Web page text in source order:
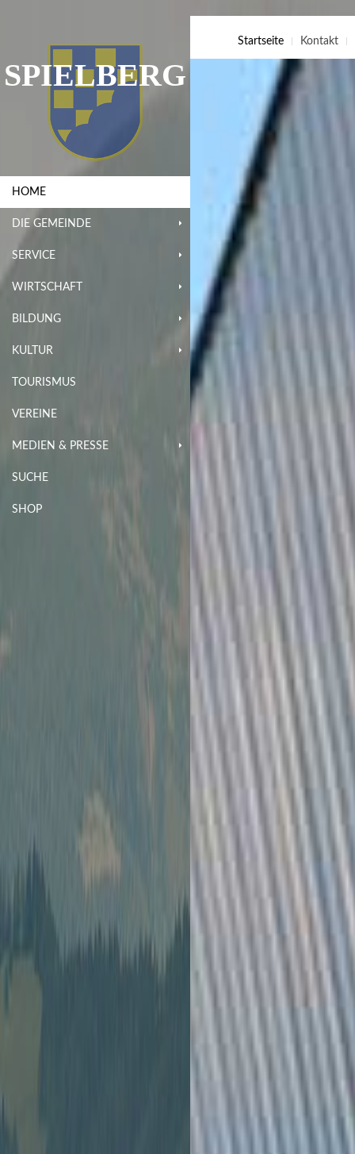
SPIELBERG
HOME
DIE GEMEINDE
SERVICE
WIRTSCHAFT
BILDUNG
KULTUR
TOURISMUS
VEREINE
MEDIEN & PRESSE
SUCHE
SHOP
Startseite Kontakt